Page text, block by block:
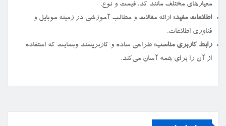
معیارهای مختلف مانند کد، قیمت و نوع.
اطلاعات مفید: ارائه مقالات و مطالب آموزشی در زمینه موبایل و
فناوری اطلاعات.
رابط کاربری مناسب: طراحی ساده و کاربرپسند وبسایت که استفاده
از آن را برای همه آسان می‌کند.